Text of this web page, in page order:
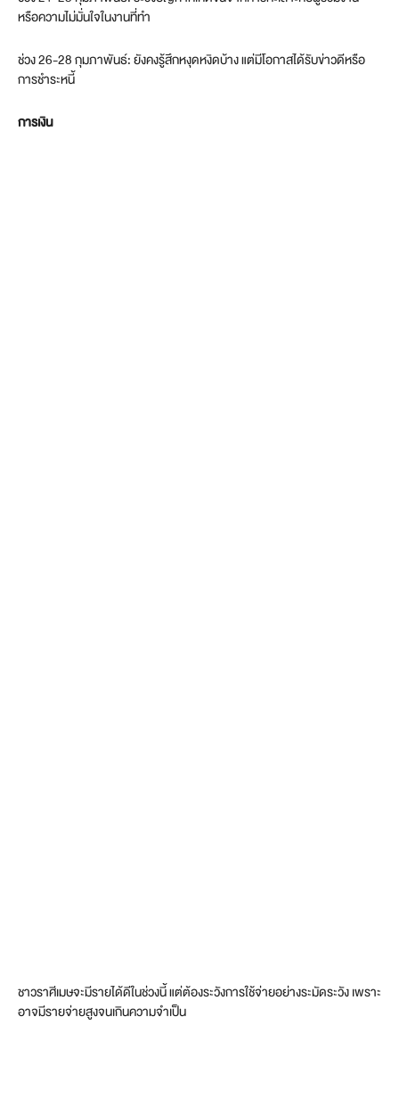
หรือความไม่มั่นใจในงานที่ทำ
ช่วง 26-28 กุมภาพันธ์: ยังคงรู้สึกหงุดหงิดบ้าง แต่มีโอกาสได้รับข่าวดีหรือ
การชำระหนี้
การเงิน
ชาวราศีเมษจะมีรายได้ดีในช่วงนี้ แต่ต้องระวังการใช้จ่ายอย่างระมัดระวัง เพราะ
อาจมีรายจ่ายสูงจนเกินความจำเป็น